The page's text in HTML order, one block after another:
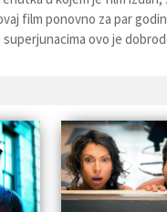
film ponovno za par
superjunacima ovo je